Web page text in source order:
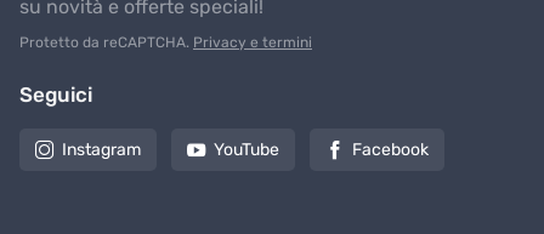
su novità e offerte speciali!
Protetto da reCAPTCHA. Privacy e termini
Seguici
Instagram YouTube Facebook